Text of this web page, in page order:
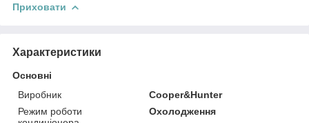
Приховати
Характеристики
Основні
Виробник
Cooper&Hunter
Режим роботи
Охолодження